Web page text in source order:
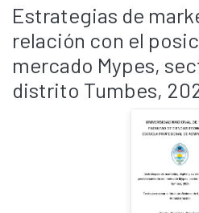
Estrategias de
relación con el
mercado Mypes,
distrito Tumbes,